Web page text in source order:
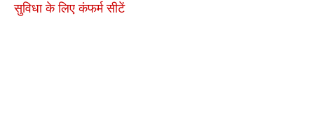
सुविधा के लिए कंफर्म सीटें